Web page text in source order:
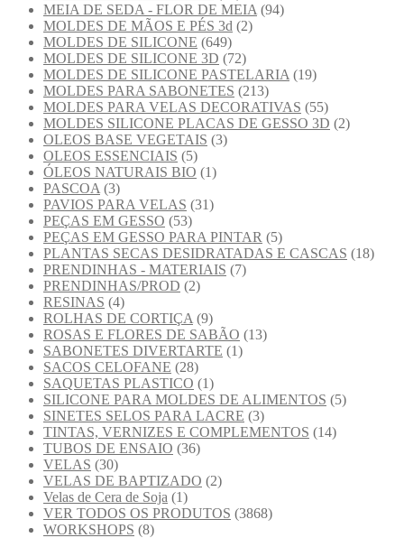
MEIA DE SEDA - FLOR DE MEIA (94)
MOLDES DE MÃOS E PÉS 3d (2)
MOLDES DE SILICONE (649)
MOLDES DE SILICONE 3D (72)
MOLDES DE SILICONE PASTELARIA (19)
MOLDES PARA SABONETES (213)
MOLDES PARA VELAS DECORATIVAS (55)
MOLDES SILICONE PLACAS DE GESSO 3D (2)
OLEOS BASE VEGETAIS (3)
OLEOS ESSENCIAIS (5)
ÓLEOS NATURAIS BIO (1)
PASCOA (3)
PAVIOS PARA VELAS (31)
PEÇAS EM GESSO (53)
PEÇAS EM GESSO PARA PINTAR (5)
PLANTAS SECAS DESIDRATADAS E CASCAS (18)
PRENDINHAS - MATERIAIS (7)
PRENDINHAS/PROD (2)
RESINAS (4)
ROLHAS DE CORTIÇA (9)
ROSAS E FLORES DE SABÃO (13)
SABONETES DIVERTARTE (1)
SACOS CELOFANE (28)
SAQUETAS PLASTICO (1)
SILICONE PARA MOLDES DE ALIMENTOS (5)
SINETES SELOS PARA LACRE (3)
TINTAS, VERNIZES E COMPLEMENTOS (14)
TUBOS DE ENSAIO (36)
VELAS (30)
VELAS DE BAPTIZADO (2)
Velas de Cera de Soja (1)
VER TODOS OS PRODUTOS (3868)
WORKSHOPS (8)